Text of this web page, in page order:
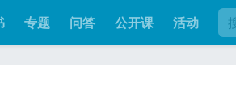
专题 问答 公开课 活动